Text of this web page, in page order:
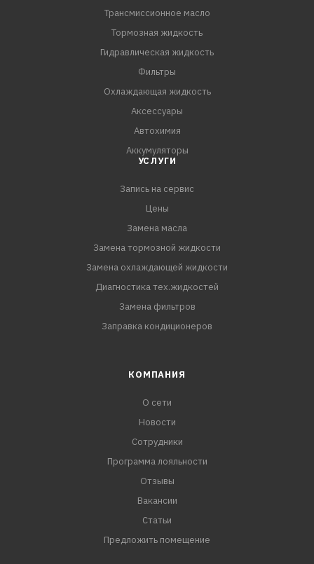
Трансмиссионное масло
Тормозная жидкость
Гидравлическая жидкость
Фильтры
Охлаждающая жидкость
Аксессуары
Автохимия
Аккумуляторы
УСЛУГИ
Запись на сервис
Цены
Замена масла
Замена тормозной жидкости
Замена охлаждающей жидкости
Диагностика тех.жидкостей
Замена фильтров
Заправка кондиционеров
КОМПАНИЯ
О сети
Новости
Сотрудники
Программа лояльности
Отзывы
Вакансии
Статьи
Предложить помещение